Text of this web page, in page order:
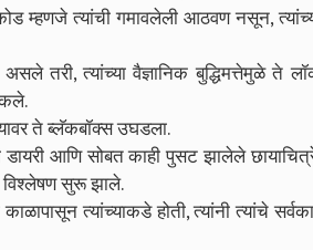
म्हणजे त्यांची गमावलेली आठवण नसून,
तरी, त्यांच्या वैज्ञानिक बुद्धिमत्तेमुळे ते
ते ब्लॅकबॉक्स उघडला.
आणि सोबत काही पुसट झालेले छायाचित्रे
विश्लेषण सुरू झाले.
काळापासून त्यांच्याकडे होती, त्यांनी त्यांचे